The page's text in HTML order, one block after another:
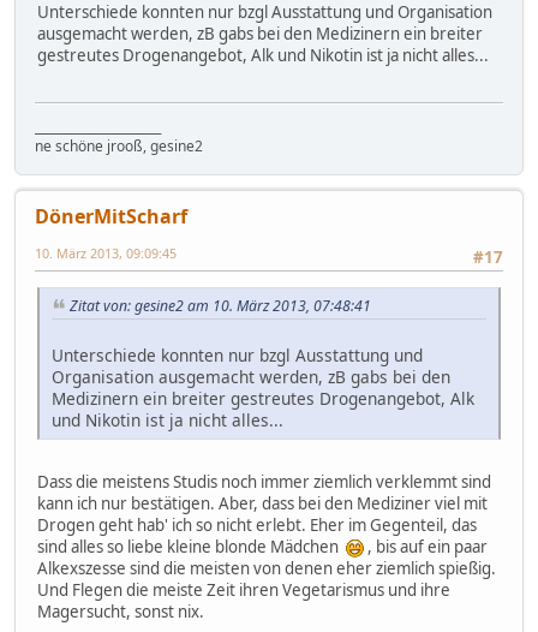
Unterschiede konnten nur bzgl Ausstattung und Organisation
ausgemacht werden, zB gabs bei den Medizinern ein breiter
gestreutes Drogenangebot, Alk und Nikotin ist ja nicht alles...
ne schöne jrooß, gesine2
DönerMitScharf
#17
10. März 2013, 09:09:45
Zitat von: gesine2 am 10. März 2013, 07:48:41
Unterschiede konnten nur bzgl Ausstattung und
Organisation ausgemacht werden, zB gabs bei den
Medizinern ein breiter gestreutes Drogenangebot, Alk
und Nikotin ist ja nicht alles...
Dass die meistens Studis noch immer ziemlich verklemmt sind
kann ich nur bestätigen. Aber, dass bei den Mediziner viel mit
Drogen geht hab' ich so nicht erlebt. Eher im Gegenteil, das
sind alles so liebe kleine blonde Mädchen
, bis auf ein paar
Alkexszesse sind die meisten von denen eher ziemlich spießig.
Und Flegen die meiste Zeit ihren Vegetarismus und ihre
Magersucht, sonst nix.